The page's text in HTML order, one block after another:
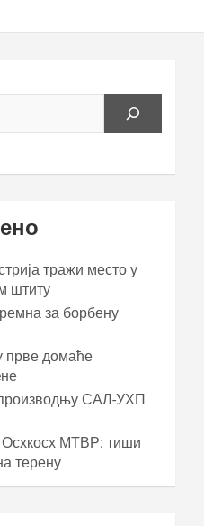
тражи место у
штиту
за борбену
прве домаће
САЛ-УХП
Осхкосх МТВР: тиши
терену